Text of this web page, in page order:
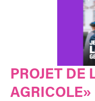
PROJET DE
AGRICOLE»